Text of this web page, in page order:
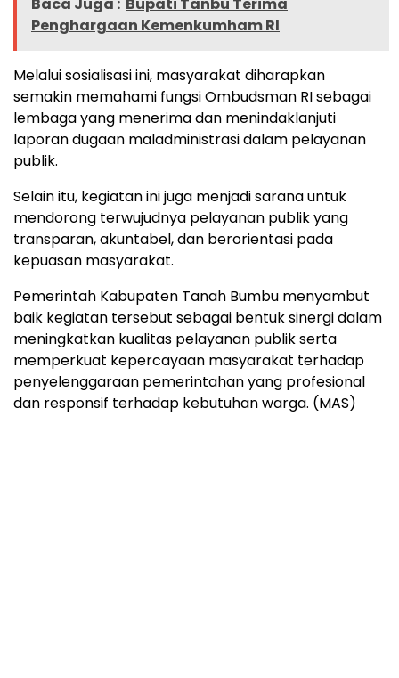
Penghargaan Kemenkumham RI
Melalui sosialisasi ini, masyarakat diharapkan
semakin memahami fungsi Ombudsman RI sebagai
lembaga yang menerima dan menindaklanjuti
laporan dugaan maladministrasi dalam pelayanan
publik.
Selain itu, kegiatan ini juga menjadi sarana untuk
mendorong terwujudnya pelayanan publik yang
transparan, akuntabel, dan berorientasi pada
kepuasan masyarakat.
Pemerintah Kabupaten Tanah Bumbu menyambut
baik kegiatan tersebut sebagai bentuk sinergi dalam
meningkatkan kualitas pelayanan publik serta
memperkuat kepercayaan masyarakat terhadap
penyelenggaraan pemerintahan yang profesional
dan responsif terhadap kebutuhan warga. (MAS)